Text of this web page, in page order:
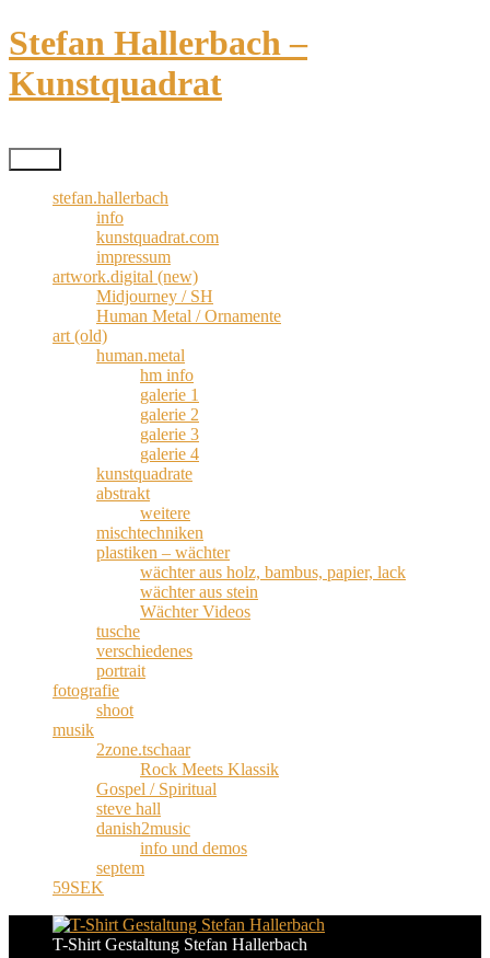
Zum
Inhalt
springen
Stefan Hallerbach –
Kunstquadrat
stefan.hallerbach
info
kunstquadrat.com
impressum
artwork.digital (new)
Midjourney / SH
Human Metal / Ornamente
art (old)
human.metal
hm info
galerie 1
galerie 2
galerie 3
galerie 4
kunstquadrate
abstrakt
weitere
mischtechniken
plastiken – wächter
wächter aus holz, bambus, papier, lack
wächter aus stein
Wächter Videos
tusche
verschiedenes
portrait
fotografie
shoot
musik
2zone.tschaar
Rock Meets Klassik
Gospel / Spiritual
steve hall
danish2music
info und demos
septem
59SEK
T-Shirt Gestaltung Stefan Hallerbach